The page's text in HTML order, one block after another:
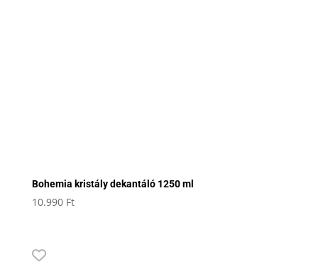
Bohemia kristály dekantáló 1250 ml
10.990 Ft